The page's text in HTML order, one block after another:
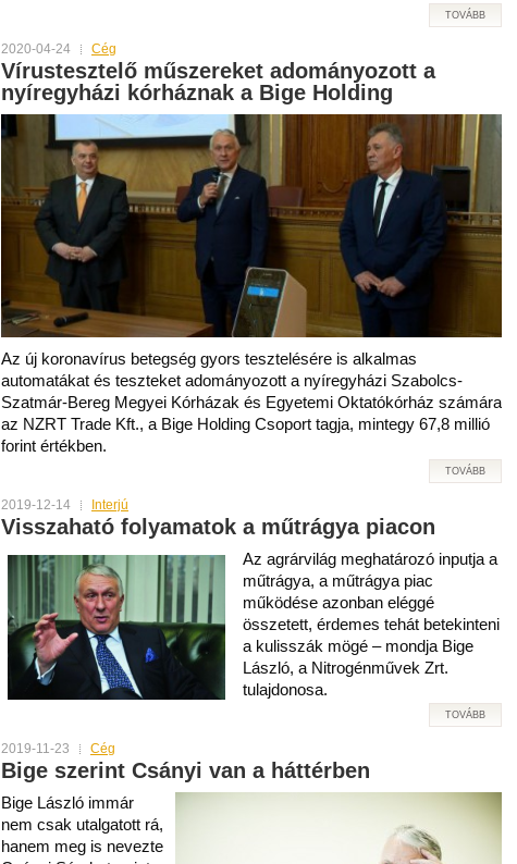
TOVÁBB
2020-04-24 Cég
Vírustesztelő műszereket adományozott a
nyíregyházi kórháznak a Bige Holding
Az új koronavírus betegség gyors tesztelésére is alkalmas
automatákat és teszteket adományozott a nyíregyházi Szabolcs-
Szatmár-Bereg Megyei Kórházak és Egyetemi Oktatókórház számára
az NZRT Trade Kft., a Bige Holding Csoport tagja, mintegy 67,8 millió
forint értékben.
TOVÁBB
2019-12-14 Interjú
Visszaható folyamatok a műtrágya piacon
Az agrárvilág meghatározó inputja a
műtrágya, a műtrágya piac
működése azonban eléggé
összetett, érdemes tehát betekinteni
a kulisszák mögé – mondja Bige
László, a Nitrogénművek Zrt.
tulajdonosa.
TOVÁBB
2019-11-23 Cég
Bige szerint Csányi van a háttérben
Bige László immár
nem csak utalgatott rá,
hanem meg is nevezte